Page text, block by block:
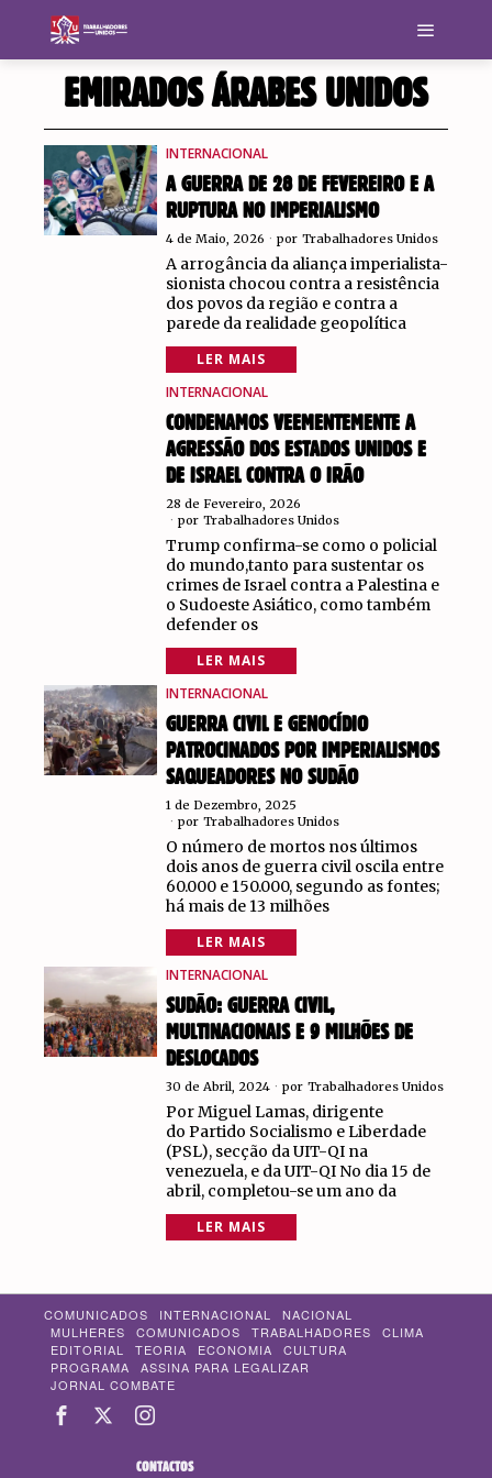
EMIRADOS ÁRABES UNIDOS
INTERNACIONAL
A GUERRA DE 28 DE FEVEREIRO E A
RUPTURA NO IMPERIALISMO
4 de Maio, 2026 por Trabalhadores Unidos
A arrogância da aliança imperialista-
sionista chocou contra a resistência
dos povos da região e contra a
parede da realidade geopolítica
LER MAIS
INTERNACIONAL
CONDENAMOS VEEMENTEMENTE A
AGRESSÃO DOS ESTADOS UNIDOS E
DE ISRAEL CONTRA O IRÃO
28 de Fevereiro, 2026
por Trabalhadores Unidos
Trump confirma-se como o policial
do mundo,tanto para sustentar os
crimes de Israel contra a Palestina e
o Sudoeste Asiático, como também
defender os
LER MAIS
INTERNACIONAL
GUERRA CIVIL E GENOCÍDIO
PATROCINADOS POR IMPERIALISMOS
SAQUEADORES NO SUDÃO
1 de Dezembro, 2025
por Trabalhadores Unidos
O número de mortos nos últimos
dois anos de guerra civil oscila entre
60.000 e 150.000, segundo as fontes;
há mais de 13 milhões
LER MAIS
INTERNACIONAL
SUDÃO: GUERRA CIVIL,
MULTINACIONAIS E 9 MILHÕES DE
DESLOCADOS
30 de Abril, 2024 por Trabalhadores Unidos
Por Miguel Lamas, dirigente
do Partido Socialismo e Liberdade
(PSL), secção da UIT-QI na
venezuela, e da UIT-QI No dia 15 de
abril, completou-se um ano da
LER MAIS
COMUNICADOS INTERNACIONAL
NACIONAL
MULHERES
COMUNICADOS TRABALHADORES
CLIMA
EDITORIAL
TEORIA ECONOMIA
CULTURA
PROGRAMA
ASSINA PARA LEGALIZAR
JORNAL COMBATE
CONTACTOS